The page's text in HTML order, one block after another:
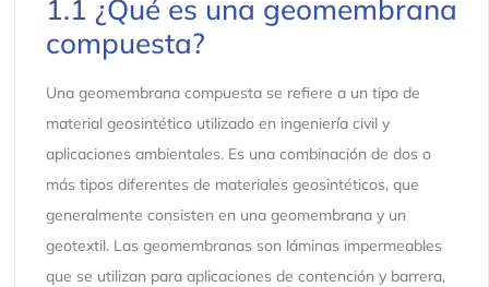
1.1 ¿Qué es una geomembrana
compuesta?
Una geomembrana compuesta se refiere a un tipo de
material geosintético utilizado en ingeniería civil y
aplicaciones ambientales. Es una combinación de dos o
más tipos diferentes de materiales geosintéticos, que
generalmente consisten en una geomembrana y un
geotextil. Las geomembranas son láminas impermeables
que se utilizan para aplicaciones de contención y barrera,